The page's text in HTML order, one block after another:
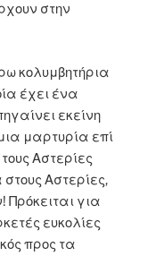
στην
κολυμβητήρια
έχει ένα
εκείνη
μαρτυρία επί
Αστερίες
Αστερίες,
για
ευκολίες
προς τα